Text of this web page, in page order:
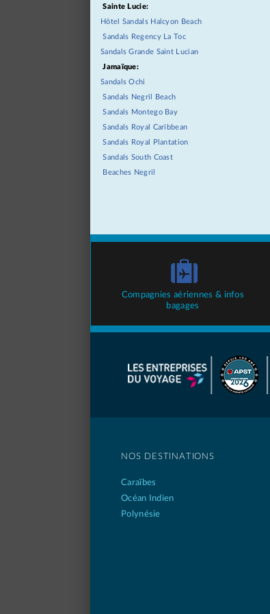
Sainte Lucie:
Hôtel Sandals Halcyon Beach
Sandals Regency La Toc
Sandals Grande Saint Lucian
Jamaïque:
Sandals Ochi
Sandals Negril Beach
Sandals Montego Bay
Sandals Royal Caribbean
Sandals Royal Plantation
Sandals South Coast
Beaches Negril
Compagnies aériennes & infos
bagages
NOS DESTINATIONS
Caraïbes
Océan Indien
Polynésie